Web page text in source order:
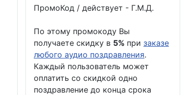
ПромоКод / действует - Г.М.Д.
По этому промокоду Вы
получаете скидку в 5% при заказе
любого аудио поздравления.
Каждый пользователь может
оплатить со скидкой одно
поздравление до конца срока